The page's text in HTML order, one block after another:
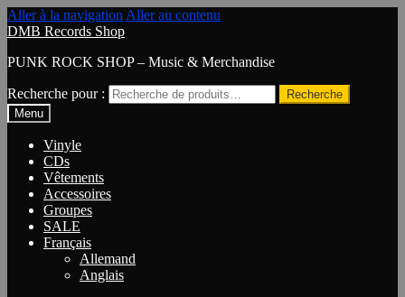
Aller à la navigation Aller au contenu
DMB Records Shop
PUNK ROCK SHOP – Music & Merchandise
Recherche pour :
Recherche
Menu
Vinyle
CDs
Vêtements
Accessoires
Groupes
SALE
Français
Allemand
Anglais